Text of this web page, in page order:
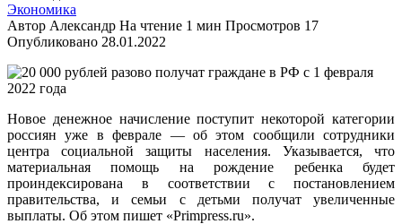
Экономика
Автор Александр На чтение 1 мин Просмотров 17
Опубликовано 28.01.2022
Новое денежное начисление поступит некоторой категории
россиян уже в феврале — об этом сообщили сотрудники
центра социальной защиты населения. Указывается, что
материальная помощь на рождение ребенка будет
проиндексирована в соответствии с постановлением
правительства, и семьи с детьми получат увеличенные
выплаты. Об этом пишет «Primpress.ru».